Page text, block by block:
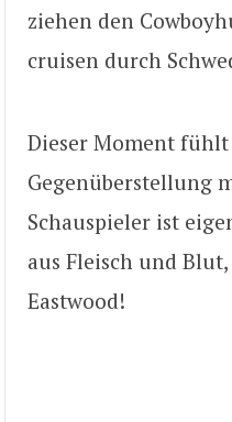
ziehen den
cruisen durch
Dieser Moment
Gegenüberstellung
Schauspieler ist
aus Fleisch und
Eastwood!